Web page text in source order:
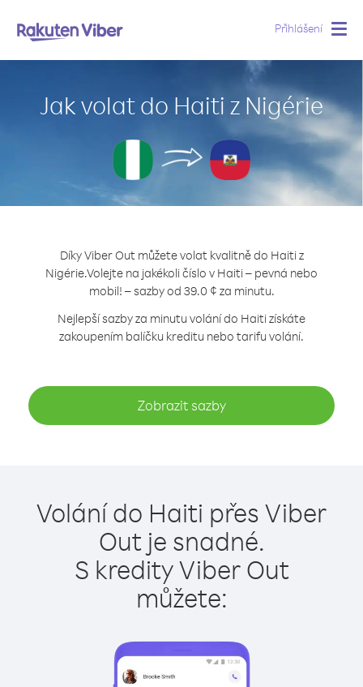
Přihlášení
Jak volat do Haiti z Nigérie
Díky Viber Out můžete volat kvalitně do Haiti z
Nigérie.Volejte na jakékoli číslo v Haiti – pevná nebo
mobil! – sazby od 39.0 ¢ za minutu.
Nejlepší sazby za minutu volání do Haiti získáte
zakoupením balíčku kreditu nebo tarifu volání.
Zobrazit sazby
Volání do Haiti přes Viber
Out je snadné.
S kredity Viber Out
můžete: